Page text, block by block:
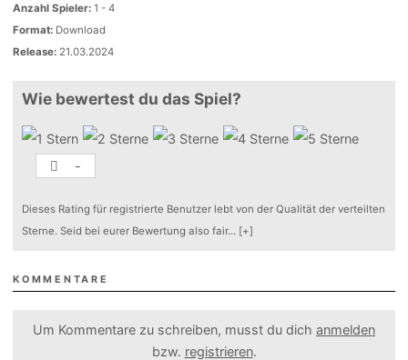
Anzahl Spieler: 1 - 4
Format: Download
Release: 21.03.2024
Wie bewertest du das Spiel?
-
Dieses Rating für registrierte Benutzer lebt von der Qualität der verteilten
Sterne. Seid bei eurer Bewertung also fair... [+]
KOMMENTARE
Um Kommentare zu schreiben, musst du dich anmelden
bzw. registrieren.